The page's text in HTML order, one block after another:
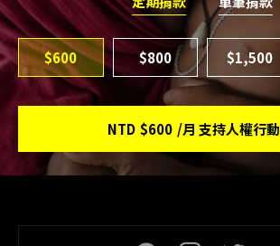
$600 $800 $1,500
NTD $600 /月 支持人權行動